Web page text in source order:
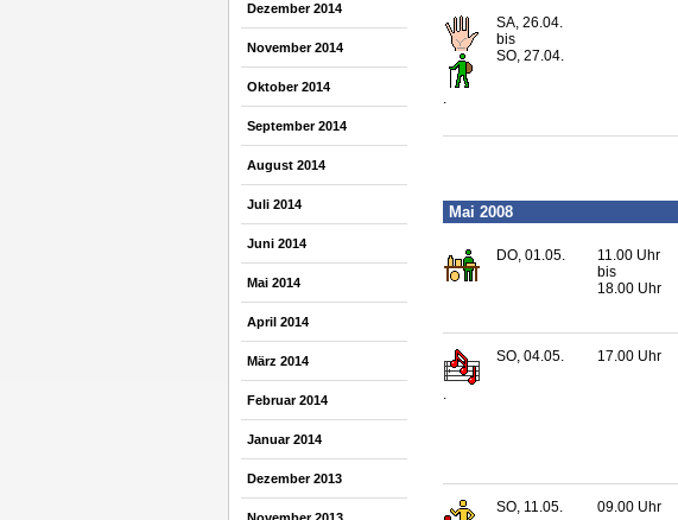
Dezember 2014
November 2014
Oktober 2014
September 2014
August 2014
Juli 2014
Juni 2014
Mai 2014
April 2014
März 2014
Februar 2014
Januar 2014
Dezember 2013
SA, 26.04.
bis
SO, 27.04.
Mai 2008
DO, 01.05.
11.00 Uhr
bis
18.00 Uhr
.
SO, 04.05. 17.00 Uhr
SO, 11.05. 09.00 Uhr